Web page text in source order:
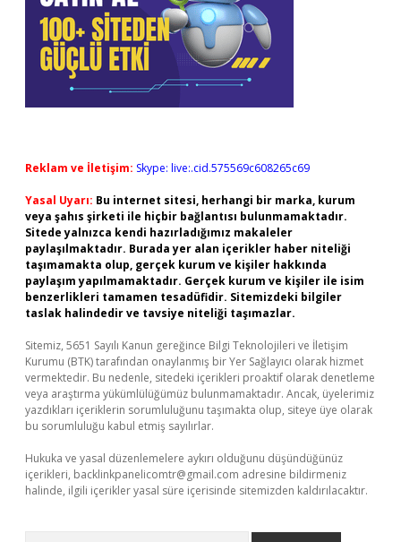
Reklam ve İletişim: Skype: live:.cid.575569c608265c69
Yasal Uyarı: Bu internet sitesi, herhangi bir marka, kurum
veya şahıs şirketi ile hiçbir bağlantısı bulunmamaktadır.
Sitede yalnızca kendi hazırladığımız makaleler
paylaşılmaktadır. Burada yer alan içerikler haber niteliği
taşımamakta olup, gerçek kurum ve kişiler hakkında
paylaşım yapılmamaktadır. Gerçek kurum ve kişiler ile isim
benzerlikleri tamamen tesadüfidir. Sitemizdeki bilgiler
taslak halindedir ve tavsiye niteliği taşımazlar.
Sitemiz, 5651 Sayılı Kanun gereğince Bilgi Teknolojileri ve İletişim
Kurumu (BTK) tarafından onaylanmış bir Yer Sağlayıcı olarak hizmet
vermektedir. Bu nedenle, sitedeki içerikleri proaktif olarak denetleme
veya araştırma yükümlülüğümüz bulunmamaktadır. Ancak, üyelerimiz
yazdıkları içeriklerin sorumluluğunu taşımakta olup, siteye üye olarak
bu sorumluluğu kabul etmiş sayılırlar.
Hukuka ve yasal düzenlemelere aykırı olduğunu düşündüğünüz
içerikleri, backlinkpanelicomtr@gmail.com adresine bildirmeniz
halinde, ilgili içerikler yasal süre içerisinde sitemizden kaldırılacaktır.